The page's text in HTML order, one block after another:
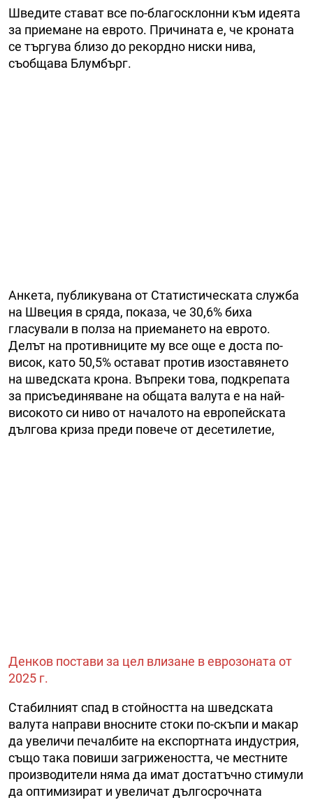
Шведите стават все по-благосклонни към идеята
за приемане на еврото. Причината е, че кроната
се търгува близо до рекордно ниски нива,
съобщава Блумбърг.
Анкета, публикувана от Статистическата служба
на Швеция в сряда, показа, че 30,6% биха
гласували в полза на приемането на еврото.
Делът на противниците му все още е доста по-
висок, като 50,5% остават против изоставянето
на шведската крона. Въпреки това, подкрепата
за присъединяване на общата валута е на най-
високото си ниво от началото на европейската
дългова криза преди повече от десетилетие,
Денков постави за цел влизане в еврозоната от
2025 г.
Стабилният спад в стойността на шведската
валута направи вносните стоки по-скъпи и макар
да увеличи печалбите на експортната индустрия,
също така повиши загрижеността, че местните
производители няма да имат достатъчно стимули
да оптимизират и увеличат дългосрочната